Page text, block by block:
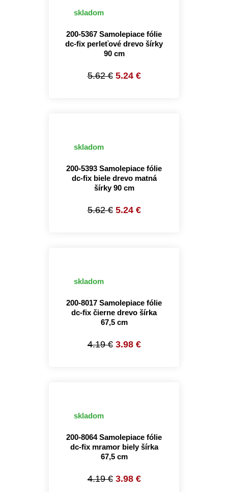
skladom
200-5367 Samolepiace fólie
dc-fix perleťové drevo šírky
90 cm
5.62 € 5.24 €
skladom
200-5393 Samolepiace fólie
dc-fix biele drevo matná
šírky 90 cm
5.62 € 5.24 €
skladom
200-8017 Samolepiace fólie
dc-fix čierne drevo šírka
67,5 cm
4.19 € 3.98 €
skladom
200-8064 Samolepiace fólie
dc-fix mramor biely šírka
67,5 cm
4.19 € 3.98 €